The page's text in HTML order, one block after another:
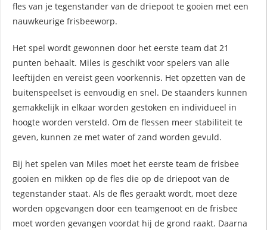
fles van je tegenstander van de driepoot te gooien met een
nauwkeurige frisbeeworp.
Het spel wordt gewonnen door het eerste team dat 21
punten behaalt. Miles is geschikt voor spelers van alle
leeftijden en vereist geen voorkennis. Het opzetten van de
buitenspeelset is eenvoudig en snel. De staanders kunnen
gemakkelijk in elkaar worden gestoken en individueel in
hoogte worden versteld. Om de flessen meer stabiliteit te
geven, kunnen ze met water of zand worden gevuld.
Bij het spelen van Miles moet het eerste team de frisbee
gooien en mikken op de fles die op de driepoot van de
tegenstander staat. Als de fles geraakt wordt, moet deze
worden opgevangen door een teamgenoot en de frisbee
moet worden gevangen voordat hij de grond raakt. Daarna